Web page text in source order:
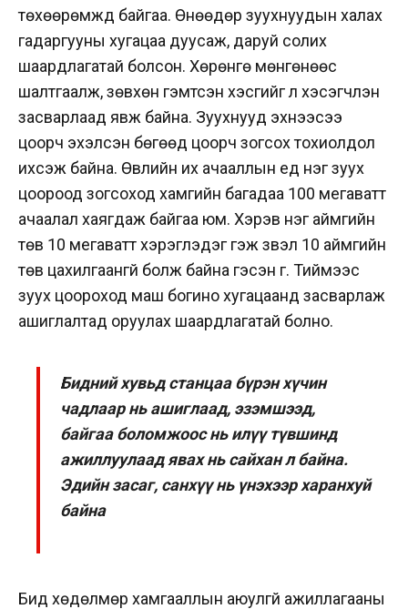
төхөөрөмжүүд байгаа. Өнөөдөр зуухнуудын халах
гадаргууны хугацаа дуусаж, даруй солих
шаардлагатай болсон. Хөрөнгө мөнгөнөөс
шалтгаалж, зөвхөн гэмтсэн хэсгийг л хэсэгчлэн
засварлаад явж байна. Зуухнууд эхнээсээ
цоорч эхэлсэн бөгөөд цоорч зогсох тохиолдол
ихсэж байна. Өвлийн их ачааллын үед нэг зуух
цоороод зогсоход хамгийн багадаа 100 мегаватт
ачаалал хаягдаж байгаа юм. Хэрэв нэг аймгийн
төв 10 мегаватт хэрэглэдэг гэж үзвэл 10 аймгийн
төв цахилгаангүй болж байна гэсэн үг. Тиймээс
зуух цоороход маш богино хугацаанд засварлаж
ашиглалтад оруулах шаардлагатай болно.
Бидний хувьд станцаа бүрэн хүчин
чадлаар нь ашиглаад, эзэмшээд,
байгаа боломжоос нь илүү түвшинд
ажиллуулаад явах нь сайхан л байна.
Эдийн засаг, санхүү нь үнэхээр харанхуй
байна
Бид хөдөлмөр хамгааллын аюулгүй ажиллагааны